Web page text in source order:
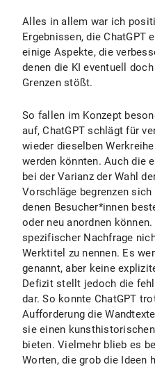
Alles in allem war ich
Ergebnissen, die ChatGPT
einige Aspekte, die
denen die KI eventuell
Grenzen stößt.
So fallen im Konzept
auf, ChatGPT schlägt für
wieder dieselben
werden könnten. Auch die
bei der Varianz der Wahl
Vorschläge begrenzen
denen Besucher*innen
oder neu anordnen
spezifischer Nachfrage
Werktitel zu nennen. Es
genannt, aber keine
Defizit stellt jedoch die
dar. So konnte ChatGPT
Aufforderung die
sie einen
bieten. Vielmehr blieb es
Worten, die grob die Ideen